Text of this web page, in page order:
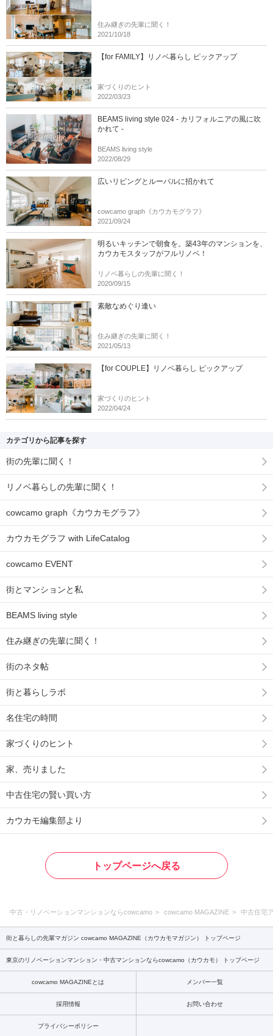
住み継ぎの先輩に聞く！
2021/10/18
【for FAMILY】リノベ暮らし ピックアップ
家づくりのヒント
2022/03/23
BEAMS living style 024 - カリフォルニアの風に吹
かれて -
BEAMS living style
2022/08/29
広いリビングとルーバルに招かれて
cowcamo graph《カウカモグラフ》
2021/09/24
明るいキッチンで朝食を。築43年のマンションを、
カウカモスタッフがフルリノベ！
リノベ暮らしの先輩に聞く！
2020/09/15
素敵なめぐり逢い
住み継ぎの先輩に聞く！
2021/05/13
【for COUPLE】リノベ暮らし ピックアップ
家づくりのヒント
2022/04/24
カテゴリから記事を探す
街の先輩に聞く！
リノベ暮らしの先輩に聞く！
cowcamo graph《カウカモグラフ》
カウカモグラフ with LifeCatalog
cowcamo EVENT
街とマンションと私
BEAMS living style
住み継ぎの先輩に聞く！
街のネタ帖
街と暮らしラボ
名住宅の時間
家づくりのヒント
家、売りました
中古住宅の賢い買い方
カウカモ編集部より
トップページへ戻る
中古・リノベーションマンションならcowcamo cowcamo MAGAZINE 中古住宅
街と暮らしの先輩マガジン cowcamo MAGAZINE（カウカモマガジン） トップページ
東京のリノベーションマンション・中古マンションならcowcamo（カウカモ） トップページ
cowcamo MAGAZINEとは メンバー一覧
採用情報 お問い合わせ
プライバシーポリシー